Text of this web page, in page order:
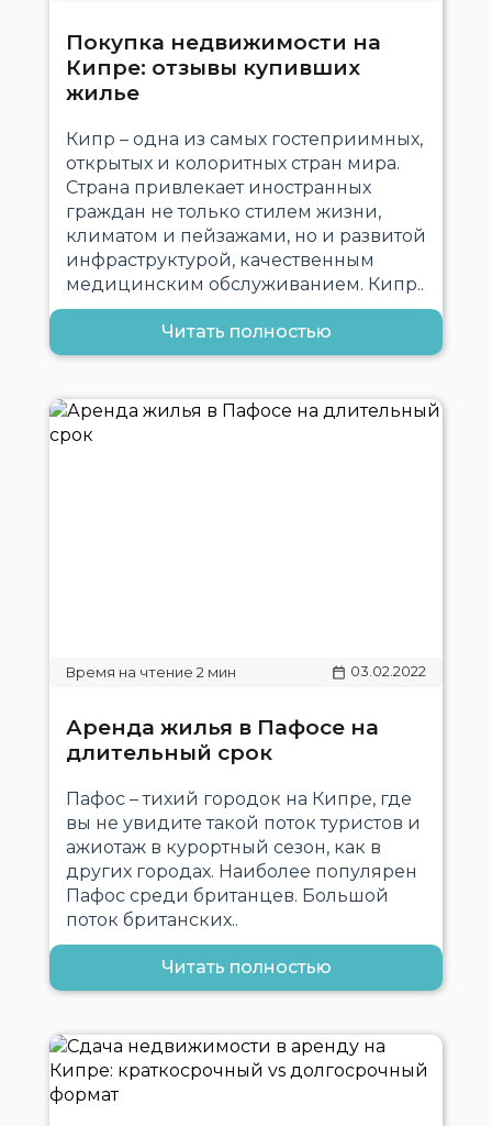
Покупка недвижимости на
Кипре: отзывы купивших
жилье
Кипр – одна из самых гостеприимных,
открытых и колоритных стран мира.
Страна привлекает иностранных
граждан не только стилем жизни,
климатом и пейзажами, но и развитой
инфраструктурой, качественным
медицинским обслуживанием. Кипр..
Читать полностью
03.02.2022
Аренда жилья в Пафосе на
длительный срок
Пафос – тихий городок на Кипре, где
вы не увидите такой поток туристов и
ажиотаж в курортный сезон, как в
других городах. Наиболее популярен
Пафос среди британцев. Большой
поток британских..
Читать полностью